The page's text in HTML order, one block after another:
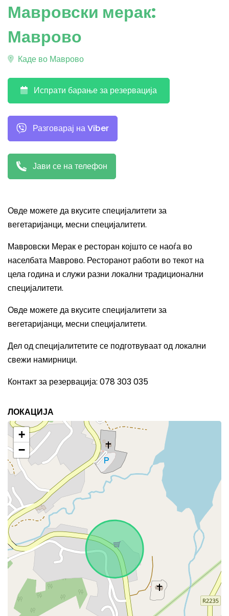
Мавровски мерак:
Маврово
Каде во Маврово
Испрати барање за резервација
Разговарај на Viber
Јави се на телефон
Овде можете да вкусите специјалитети за
вегетаријанци, месни специјалитети.
Мавровски Мерак е ресторан којшто се наоѓа во
населбата Маврово. Ресторанот работи во текот на
цела година и служи разни локални традиционални
специјалитети.
Овде можете да вкусите специјалитети за
вегетаријанци, месни специјалитети.
Дел од специјалитетите се подготвуваат од локални
свежи намирници.
Контакт за резервација: 078 303 035
ЛОКАЦИЈА
+
−